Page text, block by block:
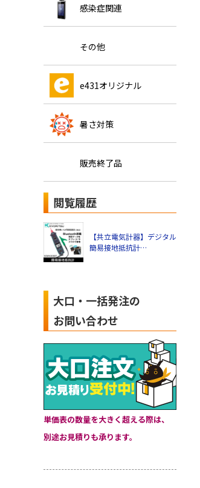
感染症関連
その他
e431オリジナル
暑さ対策
販売終了品
閲覧履歴
【共立電気計器】デジタル
簡易接地抵抗計
大口・一括発注の
お問い合わせ
単価表の数量を大きく超える際は、
別途お見積りも承ります。